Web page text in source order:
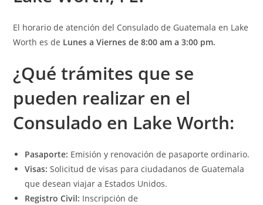
El horario de atención del Consulado de Guatemala en Lake
Worth es de Lunes a Viernes de 8:00 am a 3:00 pm.
¿Qué trámites que se
pueden realizar en el
Consulado en Lake Worth:
Pasaporte: Emisión y renovación de pasaporte ordinario.
Visas: Solicitud de visas para ciudadanos de Guatemala
que desean viajar a Estados Unidos.
Registro Civil: Inscripción de